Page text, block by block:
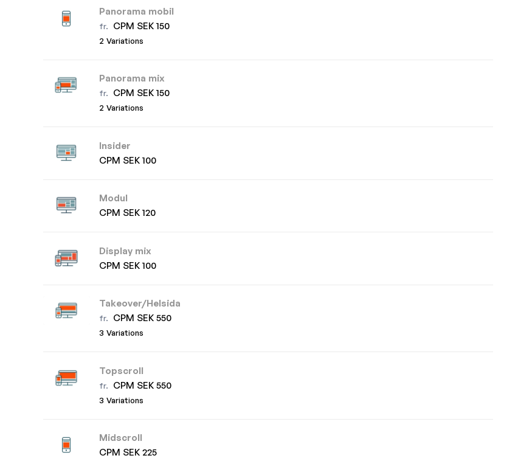
Panorama mobil
fr. CPM SEK 150
2 Variations
Panorama mix
fr. CPM SEK 150
2 Variations
Insider
CPM SEK 100
Modul
CPM SEK 120
Display mix
CPM SEK 100
Takeover/Helsida
fr. CPM SEK 550
3 Variations
Topscroll
fr. CPM SEK 550
3 Variations
Midscroll
CPM SEK 225